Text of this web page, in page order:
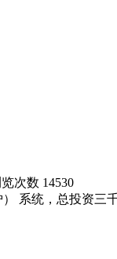
次数 14530
系统，总投资三